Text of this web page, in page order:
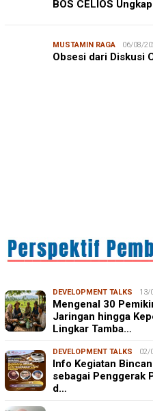
BOS CELIOS
MUSTAMIN RAGA 06/08/
Obsesi dari Diskusi
JURNALISME WARGA 06/08/2026
Mahasiswa KKN-T Unhas
DEVELOPMENT TALKS 13/
Mengenal 30
Jaringan hingga
Lingkar Tamba…
DEVELOPMENT TALKS 02/
Info Kegiatan
sebagai Penggerak
d…